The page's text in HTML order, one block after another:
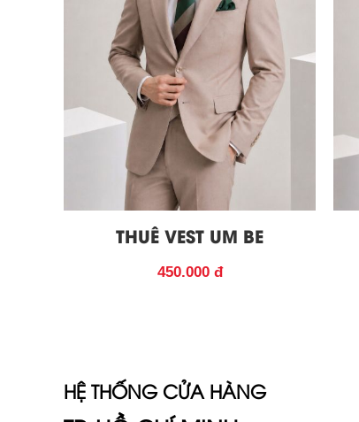
THUÊ VEST UM BE
450.000 đ
HỆ THỐNG CỬA HÀNG